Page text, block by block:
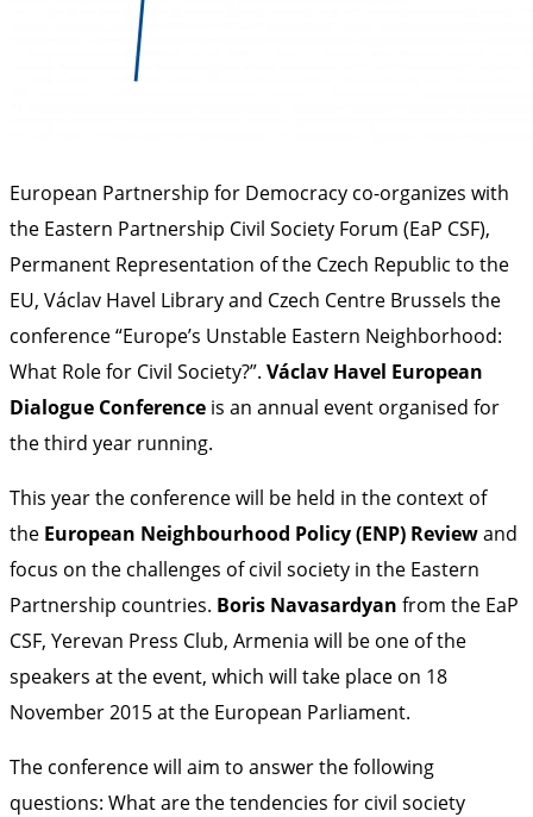
European Partnership for Democracy co-organizes with
the Eastern Partnership Civil Society Forum (EaP CSF),
Permanent Representation of the Czech Republic to the
EU, Václav Havel Library and Czech Centre Brussels the
conference “Europe’s Unstable Eastern Neighborhood:
What Role for Civil Society?”. Václav Havel European
Dialogue Conference is an annual event organised for
the third year running.
This year the conference will be held in the context of
the European Neighbourhood Policy (ENP) Reviewand
focus on the challenges of civil society in the Eastern
Partnership countries. Boris Navasardyan from the EaP
CSF, Yerevan Press Club, Armenia will be one of the
speakers at the event, which will take place on 18
November 2015 at the European Parliament.
The conference will aim to answer the following
questions: What are the tendencies for civil society